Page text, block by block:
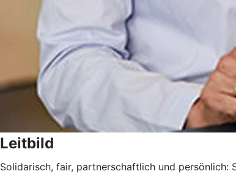
Leitbild
Solidarisch, fair, partnerschaftlich und persönlich: